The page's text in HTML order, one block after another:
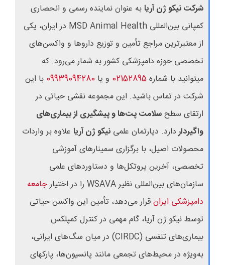
شرکت نیکو ژن آریابه عنوان نماینده رسمی و انحصاری
کمپانی بین‌المللی MSD Animal Health در ایران، یکی
از معتبرترین مراجع تأمین و توزیع داروها و واکسن‌های
تخصصی حوزه دامپزشکی کشور به شمار می‌رود. که
میتوانید با شماره02152895 و یا 09939094280 با این
شرکت در تماس باشید. این مجموعه نقشی حیاتی در
ارتقای سطحسلامت پت‌ها و پیشگیری از بیماری‌های
واگیرداردارد. دپارتمان علمی نیکو ژن آریا علاوه بر واردات
محصولات اصیل، با برگزاری سمینارهای آموزشی
تخصصی، آخرین پروتکل‌ها و دستاوردهای علمی
سازمان‌های بین‌المللی نظیرWSAVA را در اختیارجامعه
دامپزشکی ایرانقرار می‌دهد، تأمین این واکسن حیاتی
توسط نیکو ژن آریا، گام مهمی در کنترل کمپلکس
بیماری‌های تنفسی (CIRDC) در میان سگ‌های ایرانی،
به‌ویژه در محیط‌های تجمعی مانند پانسیون‌ها، پارکهای